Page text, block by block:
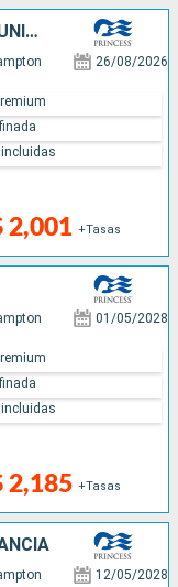
CANADÁ, IRLANDA, FRANCIA, REINO UNIDO
26/08/2026
2,001 +Tasas
01/05/2028
2,185 +Tasas
12/05/2028